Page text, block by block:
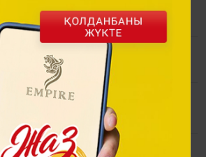
көрік берері сөзсіз.
алтын және "көне қола"
жабын, түрлі-түсті эмаль,
механизмді сағат.
мм.